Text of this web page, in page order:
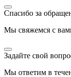
Спасибо за
Мы свяжемся с
Задайте свой
Мы ответим в